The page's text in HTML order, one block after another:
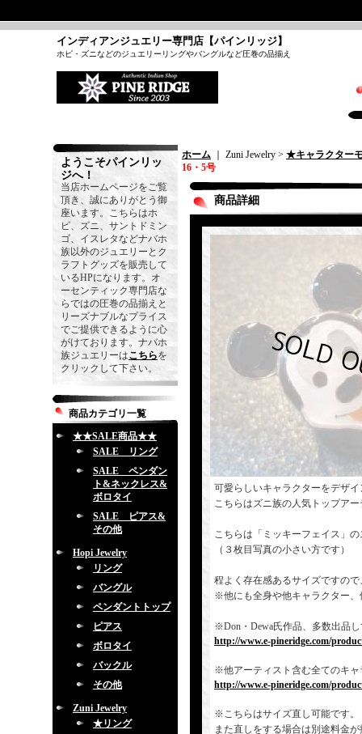
インディアンジュエリー専門店【パインリッジ】
ホピ・ズニなどのジュエリーリングやバングルなど圧巻の品揃え
ようこそパインリッ
ジへ！
当店ホームページをご覧
頂き、誠にありがとう御
座います。こちらはホ
ピ、ズニ、サントドミン
ゴ、イスレタなどナバホ
族以外のジュエリーとク
ラフトグッズを販売して
いるHPになります。オ
ーセンティック専門店な
らではの圧巻の品揃えと
リーズナブルなプライス
でご提供できるように心
がけております。ナバホ
族ジュエリーはこちらを
クリックして下さい。
商品カテゴリ一覧
★★SALE商品★★
SALE リング
SALE ペンダン
ト&ネックレス&
ボロタイ
SALE ピアス&
その他
Hopi Jewelry
リング
バングル
ペンダントトップ
ピアス
ボロタイ
バックル
その他
Zuni Jewelry
★リング
ホーム ｜ Zuni Jewelry > ★キャラクター
16・5号
商品詳細
可愛らしいキャラクターをデザ
こちらはズニ族の人気トップア
こちらは「ミッキーフェイス」
（３枚目写真の小さい方です）
程よく存在感あるサイズですの
※他にも全身や他キャラクター
※Don・Dewa氏作品、多数出品
http://www.e-pineridge.com/
※他アーティスト含む全てのキ
http://www.e-pineridge.com/
※こちらはサイズ直し可能です
また直しをする場合は別途料金